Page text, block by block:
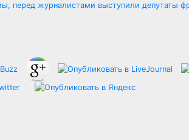
перед журналистами выступили депутаты